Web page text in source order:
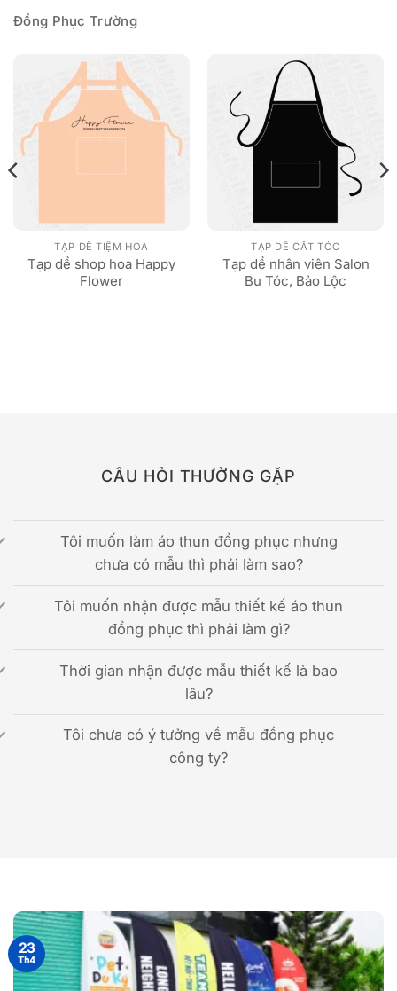
Đồng Phục Trường
TẠP DỀ TIỆM HOA
Tạp dề shop hoa Happy
Flower
TẠP DỀ CẮT TÓC
Tạp dề nhân viên Salon
Bu Tóc, Bảo Lộc
CÂU HỎI THƯỜNG GẶP
Tôi muốn làm áo thun đồng phục nhưng
chưa có mẫu thì phải làm sao?
Tôi muốn nhận được mẫu thiết kế áo thun
đồng phục thì phải làm gì?
Thời gian nhận được mẫu thiết kế là bao
lâu?
Tôi chưa có ý tưởng về mẫu đồng phục
công ty?
23
Th4